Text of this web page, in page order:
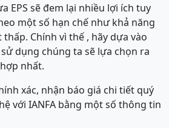
EPS sẽ đem lại nhiều lợi ích tuy
một số hạn chế như khả năng
thấp. Chính vì thế , hãy dựa vào
dụng chúng ta sẽ lựa chọn ra
nhất.
xác, nhận báo giá chi tiết quý
với IANFA bằng một số thông tin